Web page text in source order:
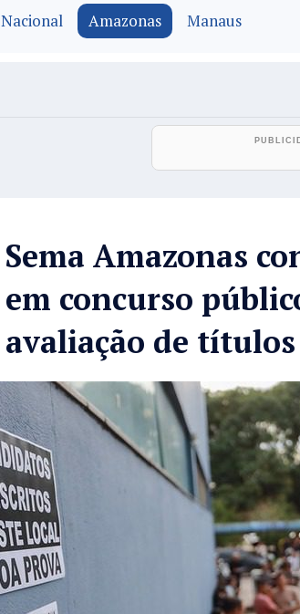
Nacional Amazonas Manaus
Sema Amazonas
em concurso
avaliação de títulos